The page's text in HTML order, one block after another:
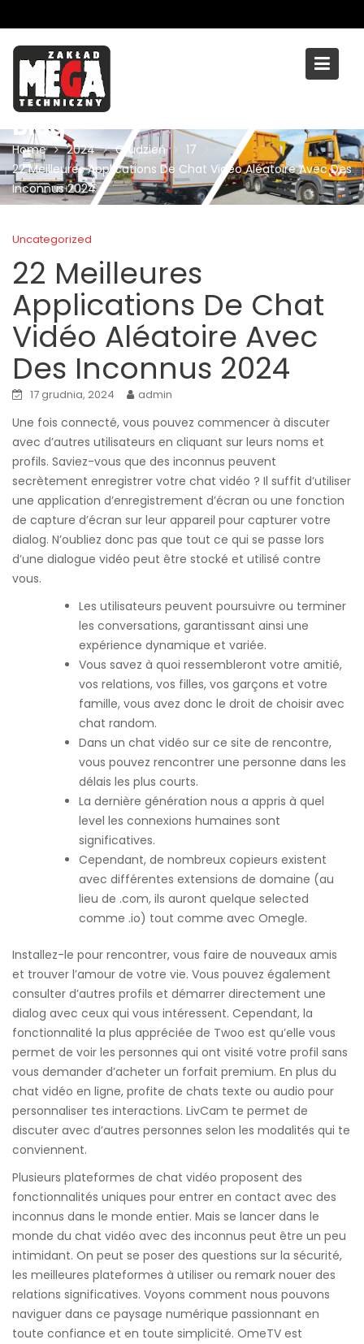
to
content
Blog
Home 2024 Grudzień
17
22 Meilleures Applications De Chat Vidéo Aléatoire Avec Des
Inconnus 2024
Uncategorized
22 Meilleures
Applications De Chat
Vidéo Aléatoire Avec
Des Inconnus 2024
17 grudnia, 2024 admin
Une fois connecté, vous pouvez commencer à discuter
avec d’autres utilisateurs en cliquant sur leurs noms et
profils. Saviez-vous que des inconnus peuvent
secrètement enregistrer votre chat vidéo ? Il suffit d’utiliser
une application d’enregistrement d’écran ou une fonction
de capture d’écran sur leur appareil pour capturer votre
dialog. N’oubliez donc pas que tout ce qui se passe lors
d’une dialogue vidéo peut être stocké et utilisé contre
vous.
Les utilisateurs peuvent poursuivre ou terminer
les conversations, garantissant ainsi une
expérience dynamique et variée.
Vous savez à quoi ressembleront votre amitié,
vos relations, vos filles, vos garçons et votre
famille, vous avez donc le droit de choisir avec
chat random.
Dans un chat vidéo sur ce site de rencontre,
vous pouvez rencontrer une personne dans les
délais les plus courts.
La dernière génération nous a appris à quel
level les connexions humaines sont
significatives.
Cependant, de nombreux copieurs existent
avec différentes extensions de domaine (au
lieu de .com, ils auront quelque selected
comme .io) tout comme avec Omegle.
Installez-le pour rencontrer, vous faire de nouveaux amis
et trouver l’amour de votre vie. Vous pouvez également
consulter d’autres profils et démarrer directement une
dialog avec ceux qui vous intéressent. Cependant, la
fonctionnalité la plus appréciée de Twoo est qu’elle vous
permet de voir les personnes qui ont visité votre profil sans
vous demander d’acheter un forfait premium. En plus du
chat vidéo en ligne, profite de chats texte ou audio pour
personnaliser tes interactions. LivCam te permet de
discuter avec d’autres personnes selon les modalités qui te
conviennent.
Plusieurs plateformes de chat vidéo proposent des
fonctionnalités uniques pour entrer en contact avec des
inconnus dans le monde entier. Mais se lancer dans le
monde du chat vidéo avec des inconnus peut être un peu
intimidant. On peut se poser des questions sur la sécurité,
les meilleures plateformes à utiliser ou remark nouer des
relations significatives. Voyons comment nous pouvons
naviguer dans ce paysage numérique passionnant en
toute confiance et en toute simplicité. OmeTV est